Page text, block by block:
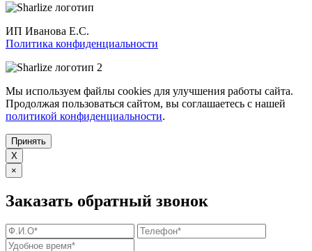
ИП Иванова Е.С.
Политика конфиденциальности
Мы используем файлы cookies для улучшения работы сайта.
Продолжая пользоваться сайтом, вы соглашаетесь с нашей
политикой конфиденциальности.
Принять
X
×
Заказать обратный звонок